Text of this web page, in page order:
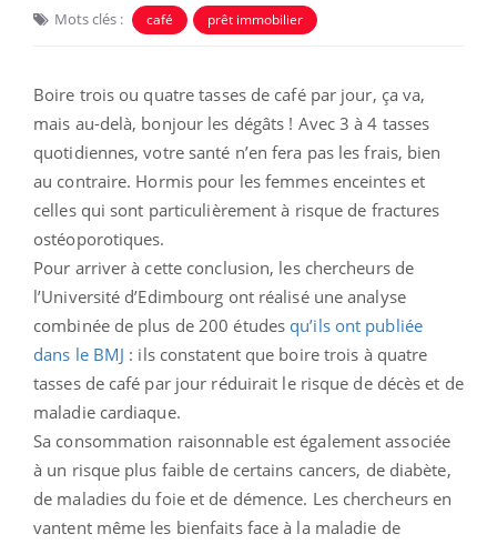
Mots clés : café prêt immobilier
Boire trois ou quatre tasses de café par jour, ça va,
mais au-delà, bonjour les dégâts ! Avec 3 à 4 tasses
quotidiennes, votre santé n’en fera pas les frais, bien
au contraire. Hormis pour les femmes enceintes et
celles qui sont particulièrement à risque de fractures
ostéoporotiques.
Pour arriver à cette conclusion, les chercheurs de
l’Université d’Edimbourg ont réalisé une analyse
combinée de plus de 200 études qu’ils ont publiée
dans le BMJ : ils constatent que boire trois à quatre
tasses de café par jour réduirait le risque de décès et de
maladie cardiaque.
Sa consommation raisonnable est également associée
à un risque plus faible de certains cancers, de diabète,
de maladies du foie et de démence. Les chercheurs en
vantent même les bienfaits face à la maladie de